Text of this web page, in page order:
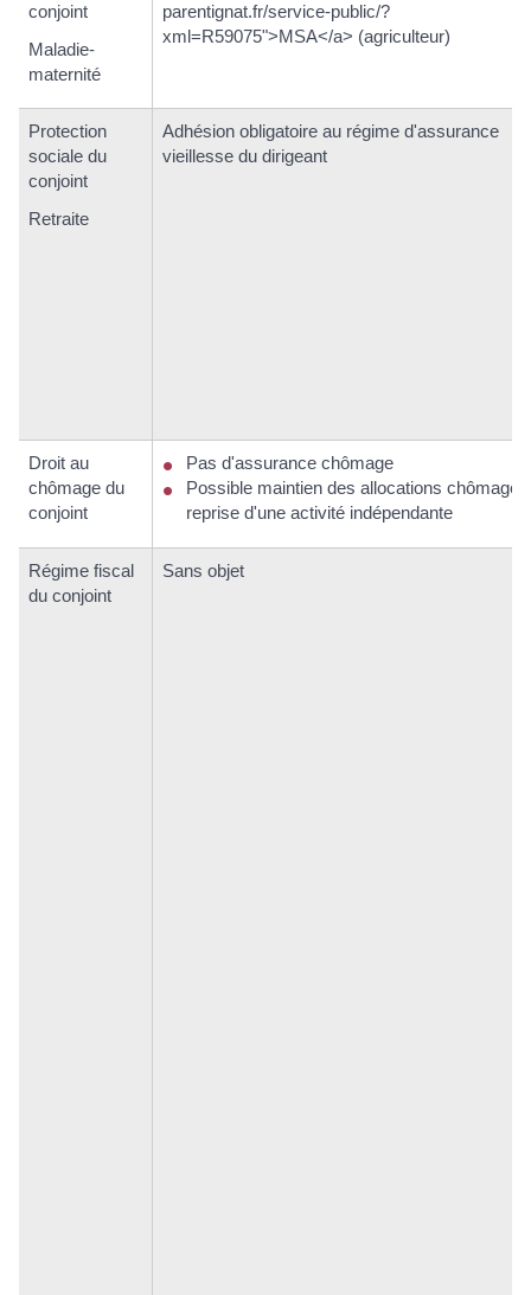
conjoint
Maladie-
maternité
parentignat.fr/service-public/?
xml=R59075">MSA</a> (agriculteur)
Protection
sociale du
conjoint
Retraite
Adhésion obligatoire au régime d'assurance
vieillesse du dirigeant
Droit au
chômage du
conjoint
Pas d'assurance chômage
Possible maintien des allocations chômage
reprise d'une activité indépendante
Régime fiscal
du conjoint
Sans objet